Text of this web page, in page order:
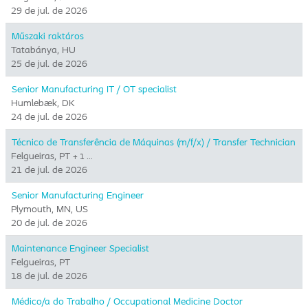
29 de jul. de 2026
Műszaki raktáros
Tatabánya, HU
25 de jul. de 2026
Senior Manufacturing IT / OT specialist
Humlebæk, DK
24 de jul. de 2026
Técnico de Transferência de Máquinas (m/f/x) / Transfer Technician
Felgueiras, PT + 1 …
21 de jul. de 2026
Senior Manufacturing Engineer
Plymouth, MN, US
20 de jul. de 2026
Maintenance Engineer Specialist
Felgueiras, PT
18 de jul. de 2026
Médico/a do Trabalho / Occupational Medicine Doctor